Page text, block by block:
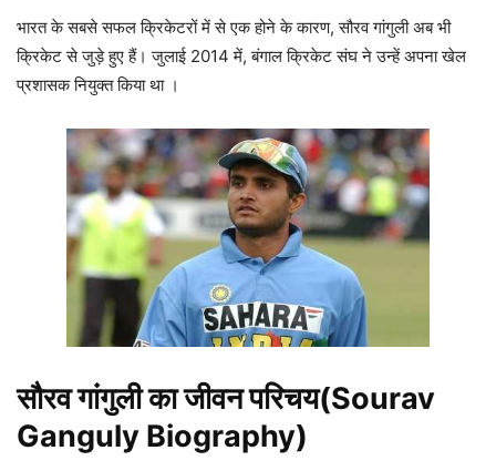
भारत के सबसे सफल क्रिकेटरों में से एक होने के कारण, सौरव गांगुली अब भी
क्रिकेट से जुड़े हुए हैं। जुलाई 2014 में, बंगाल क्रिकेट संघ ने उन्हें अपना खेल
प्रशासक नियुक्त किया था ।
सौरव गांगुली का जीवन परिचय(Sourav
Ganguly Biography)